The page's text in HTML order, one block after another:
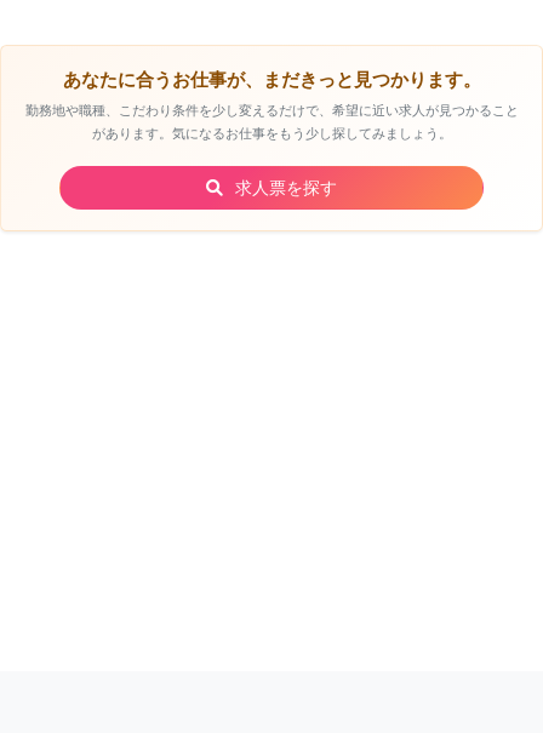
あなたに合うお仕事が、まだきっと見つかります。
勤務地や職種、こだわり条件を少し変えるだけで、希望に近い求人が見つかること
があります。気になるお仕事をもう少し探してみましょう。
求人票を探す